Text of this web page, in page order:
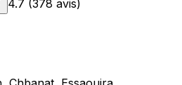
4.7 (378 avis)